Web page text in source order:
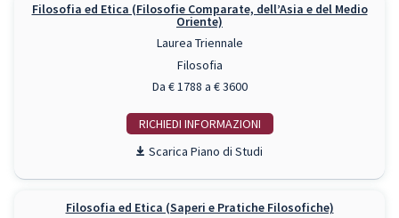
Filosofia ed Etica (Filosofie Comparate, dell’Asia e del Medio
Oriente)
Laurea Triennale
Filosofia
Da € 1788 a € 3600
RICHIEDI INFO
Piano di Studi
Filosofia ed Etica (Saperi e Pratiche Filosofiche)